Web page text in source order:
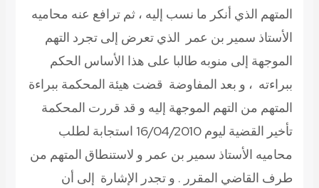
المتهم الذي أنكر ما نسب إليه ، ثم ترافع عنه محاميه
الأستاذ سمير بن عمر الذي تعرض إلى تجرد التهم
الموجهة إلى منوبه طالبا على هذا الأساس الحكم
ببراءته ، و بعد المفاوضة قضت هيئة المحكمة ببراءة
المتهم من التهم الموجهة إليه و قد قررت المحكمة
تأخير القضية ليوم 16/04/2010 استجابة لطلب
محاميه الأستاذ سمير بن عمر و لاستنطاق المتهم من
طرف القاضي المقرر . و تجدر الإشارة إلى أن